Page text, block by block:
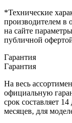
*Технические
производителем в
на сайте
публичной
Гарантия
Гарантия
На весь
официальную
срок составляет
месяцев, для